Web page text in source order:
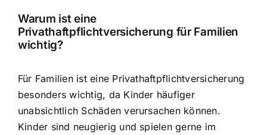
Warum ist eine
Privathaftpflichtversicherung für Familien
wichtig?
Für Familien ist eine Privathaftpflichtversicherung
besonders wichtig, da Kinder häufiger
unabsichtlich Schäden verursachen können.
Kinder sind neugierig und spielen gerne im